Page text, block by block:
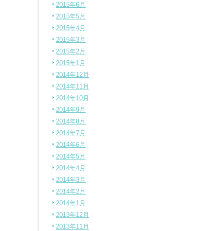
2015年6月
2015年5月
2015年4月
2015年3月
2015年2月
2015年1月
2014年12月
2014年11月
2014年10月
2014年9月
2014年8月
2014年7月
2014年6月
2014年5月
2014年4月
2014年3月
2014年2月
2014年1月
2013年12月
2013年11月